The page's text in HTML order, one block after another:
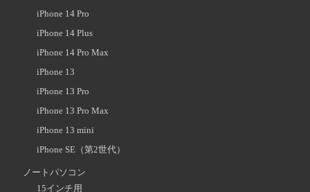
iPhone 14 Pro
iPhone 14 Plus
iPhone 14 Pro Max
iPhone 13
iPhone 13 Pro
iPhone 13 Pro Max
iPhone 13 mini
iPhone SE（第2世代）
ノートパソコン
15インチ用